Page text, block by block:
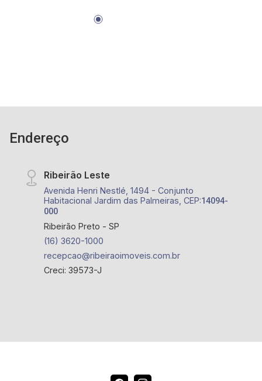
motorizada. - Localizado próximo ao Gelato
Endereço
Ribeirão Leste
Avenida Henri Nestlé, 1494 - Conjunto
Habitacional Jardim das Palmeiras, CEP:14094-
000
Ribeirão Preto - SP
(16) 3620-1000
recepcao@ribeiraoimoveis.com.br
Creci: 39573-J